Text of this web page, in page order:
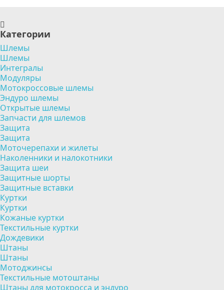
Категории
Шлемы
Шлемы
Интегралы
Модуляры
Мотокроссовые шлемы
Эндуро шлемы
Открытые шлемы
Запчасти для шлемов
Защита
Защита
Моточерепахи и жилеты
Наколенники и налокотники
Защита шеи
Защитные шорты
Защитные вставки
Куртки
Куртки
Кожаные куртки
Текстильные куртки
Дождевики
Штаны
Штаны
Мотоджинсы
Текстильные мотоштаны
Штаны для мотокросса и эндуро